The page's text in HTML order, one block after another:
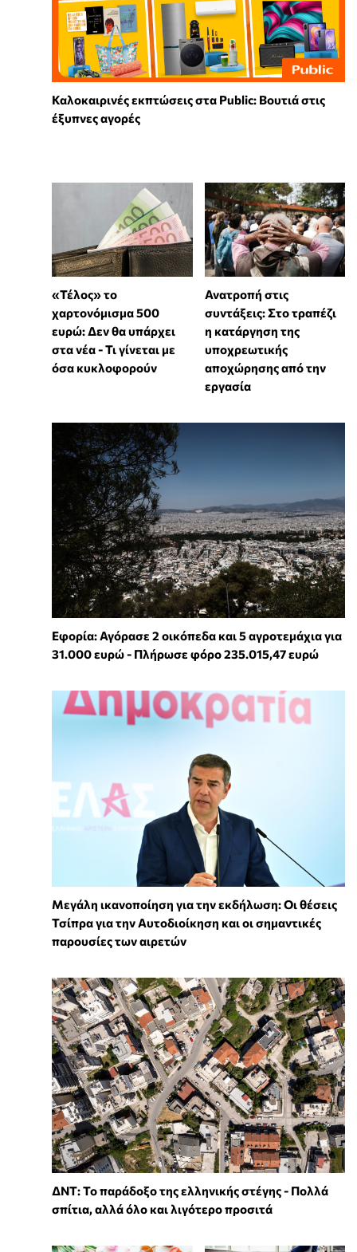
Καλοκαιρινές εκπτώσεις στα Public: Βουτιά στις
έξυπνες αγορές
«Τέλος» το
χαρτονόμισμα 500
ευρώ: Δεν θα υπάρχει
στα νέα - Τι γίνεται με
όσα κυκλοφορούν
Ανατροπή στις
συντάξεις: Στο τραπέζι
η κατάργηση της
υποχρεωτικής
αποχώρησης από την
εργασία
Εφορία: Αγόρασε 2 οικόπεδα και 5 αγροτεμάχια για
31.000 ευρώ - Πλήρωσε φόρο 235.015,47 ευρώ
Μεγάλη ικανοποίηση για την εκδήλωση: Οι θέσεις
Τσίπρα για την Αυτοδιοίκηση και οι σημαντικές
παρουσίες των αιρετών
ΔΝΤ: Το παράδοξο της ελληνικής στέγης - Πολλά
σπίτια, αλλά όλο και λιγότερο προσιτά